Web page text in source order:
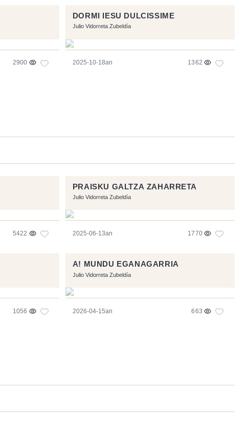
2900
DORMI IESU DULCISSIME
Julio Vidorreta Zubeldía
2025-10-18an 1362
5422
PRAISKU GALTZA ZAHARRETA
Julio Vidorreta Zubeldía
2025-06-13an 1770
1056
A! MUNDU EGANAGARRIA
Julio Vidorreta Zubeldía
2026-04-15an 663